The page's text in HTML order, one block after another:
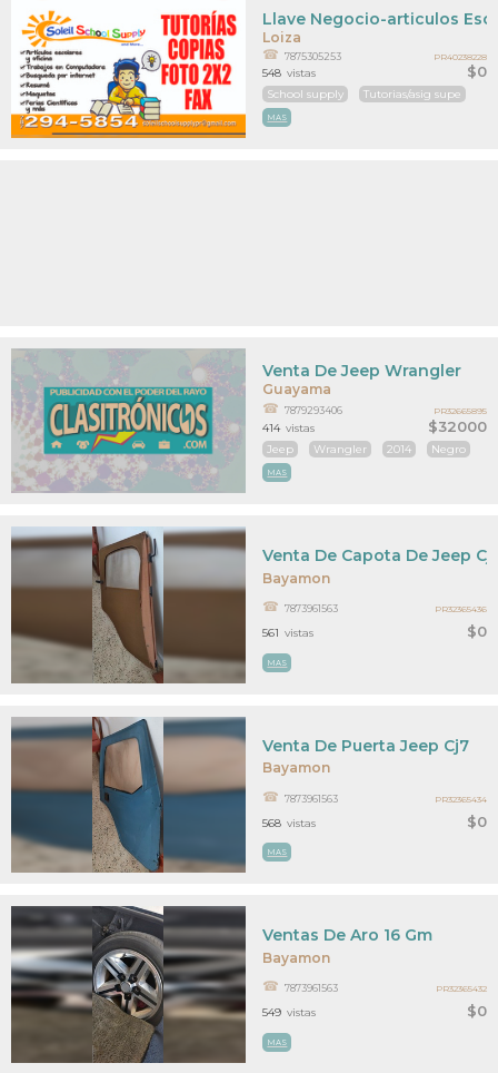
Loiza
$0
Llave Negocio-articulos
7875305253
School supply Tutorias/asig supe
MAS
548 vistas
PR40238228
Guayama
$32000
Venta De Jeep Wrangler
7879293406
Jeep Wrangler 2014 Negro
MAS
414 vistas
PR32665895
Bayamon
$0
Venta De Capota De Jeep
7873961563
MAS
561 vistas
PR32365436
Bayamon
$0
Venta De Puerta Jeep Cj7
7873961563
MAS
568 vistas
PR32365434
Bayamon
$0
Ventas De Aro 16 Gm
7873961563
MAS
549 vistas
PR32365432